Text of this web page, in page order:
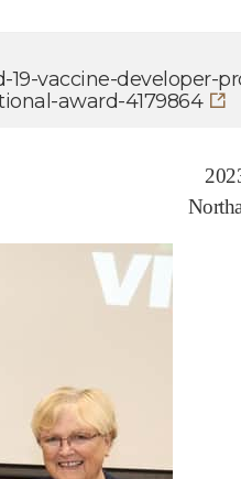
vaccine-developer-
award-4179864